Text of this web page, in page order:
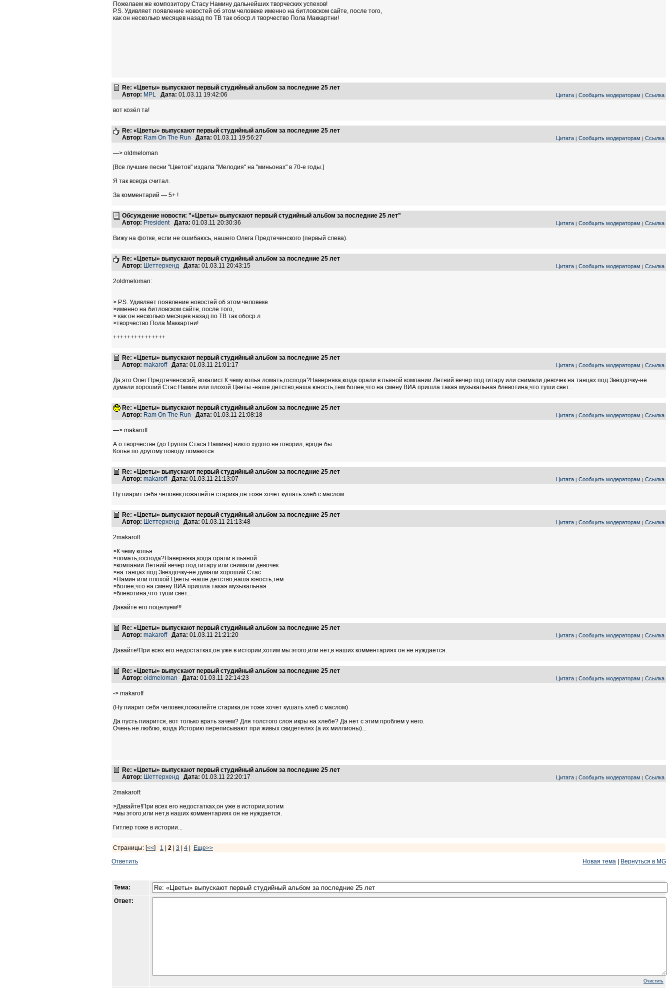
Пожелаем же композитору Стасу Намину дальнейших творческих успехов!
Р.S. Удивляет появление новостей об этом человеке именно на битловском сайте, после того,
как он несколько месяцев назад по ТВ так обоср.л творчество Пола Маккартни!
Re: «Цветы» выпускают первый студийный альбом за последние 25 лет
Автор: MPL Дата: 01.03.11 19:42:06 Цитата | Сообщить модераторам | Ссылка
вот козёл та!
Re: «Цветы» выпускают первый студийный альбом за последние 25 лет
Автор: Ram On The Run Дата: 01.03.11 19:56:27 Цитата | Сообщить модераторам | Ссылка
—> oldmeloman
[Все лучшие песни "Цветов" издала "Мелодия" на "миньонах" в 70-е годы.]
Я так всегда считал.
За комментарий — 5+ !
Обсуждение новости: "«Цветы» выпускают первый студийный альбом за последние 25 лет"
Автор: President Дата: 01.03.11 20:30:36 Цитата | Сообщить модераторам | Ссылка
Вижу на фотке, если не ошибаюсь, нашего Олега Предтеченского (первый слева).
Re: «Цветы» выпускают первый студийный альбом за последние 25 лет
Автор: Шеттерхенд Дата: 01.03.11 20:43:15 Цитата | Сообщить модераторам | Ссылка
2oldmeloman:
> Р.S. Удивляет появление новостей об этом человеке
>именно на битловском сайте, после того,
> как он несколько месяцев назад по ТВ так обоср.л
>творчество Пола Маккартни!
+++++++++++++++
Re: «Цветы» выпускают первый студийный альбом за последние 25 лет
Автор: makaroff Дата: 01.03.11 21:01:17 Цитата | Сообщить модераторам | Ссылка
Да,это Олег Предтеченсксий, вокалист.К чему копья ломать,господа?Наверняка,когда орали в пьяной компании Летний вечер под гитару или снимали девочек на танцах под Звёздочку-не
думали хороший Стас Намин или плохой.Цветы -наше детство,наша юность,тем более,что на смену ВИА пришла такая музыкальная блевотина,что туши свет...
Re: «Цветы» выпускают первый студийный альбом за последние 25 лет
Автор: Ram On The Run Дата: 01.03.11 21:08:18 Цитата | Сообщить модераторам | Ссылка
—> makaroff
А о творчестве (до Группа Стаса Намина) никто худого не говорил, вроде бы.
Копья по другому поводу ломаются.
Re: «Цветы» выпускают первый студийный альбом за последние 25 лет
Автор: makaroff Дата: 01.03.11 21:13:07 Цитата | Сообщить модераторам | Ссылка
Ну пиарит себя человек,пожалейте старика,он тоже хочет кушать хлеб с маслом.
Re: «Цветы» выпускают первый студийный альбом за последние 25 лет
Автор: Шеттерхенд Дата: 01.03.11 21:13:48 Цитата | Сообщить модераторам | Ссылка
2makaroff:
>К чему копья
>ломать,господа?Наверняка,когда орали в пьяной
>компании Летний вечер под гитару или снимали девочек
>на танцах под Звёздочку-не думали хороший Стас
>Намин или плохой.Цветы -наше детство,наша юность,тем
>более,что на смену ВИА пришла такая музыкальная
>блевотина,что туши свет...
Давайте его поцелуем!!!
Re: «Цветы» выпускают первый студийный альбом за последние 25 лет
Автор: makaroff Дата: 01.03.11 21:21:20 Цитата | Сообщить модераторам | Ссылка
Давайте!При всех его недостатках,он уже в истории,хотим мы этого,или нет,в наших комментариях он не нуждается.
Re: «Цветы» выпускают первый студийный альбом за последние 25 лет
Автор: oldmeloman Дата: 01.03.11 22:14:23 Цитата | Сообщить модераторам | Ссылка
-> makaroff
(Ну пиарит себя человек,пожалейте старика,он тоже хочет кушать хлеб с маслом)
Да пусть пиарится, вот только врать зачем? Для толстого слоя икры на хлебе? Да нет с этим проблем у него.
Очень не люблю, когда Историю переписывают при живых свидетелях (а их миллионы)...
Re: «Цветы» выпускают первый студийный альбом за последние 25 лет
Автор: Шеттерхенд Дата: 01.03.11 22:20:17 Цитата | Сообщить модераторам | Ссылка
2makaroff:
>Давайте!При всех его недостатках,он уже в истории,хотим
>мы этого,или нет,в наших комментариях он не нуждается.
Гитлер тоже в истории...
Страницы: [<<] 1 2 3 4
Еще>>
Ответить
Новая тема Вернуться в MG
Тема:
Ответ:
Очистить